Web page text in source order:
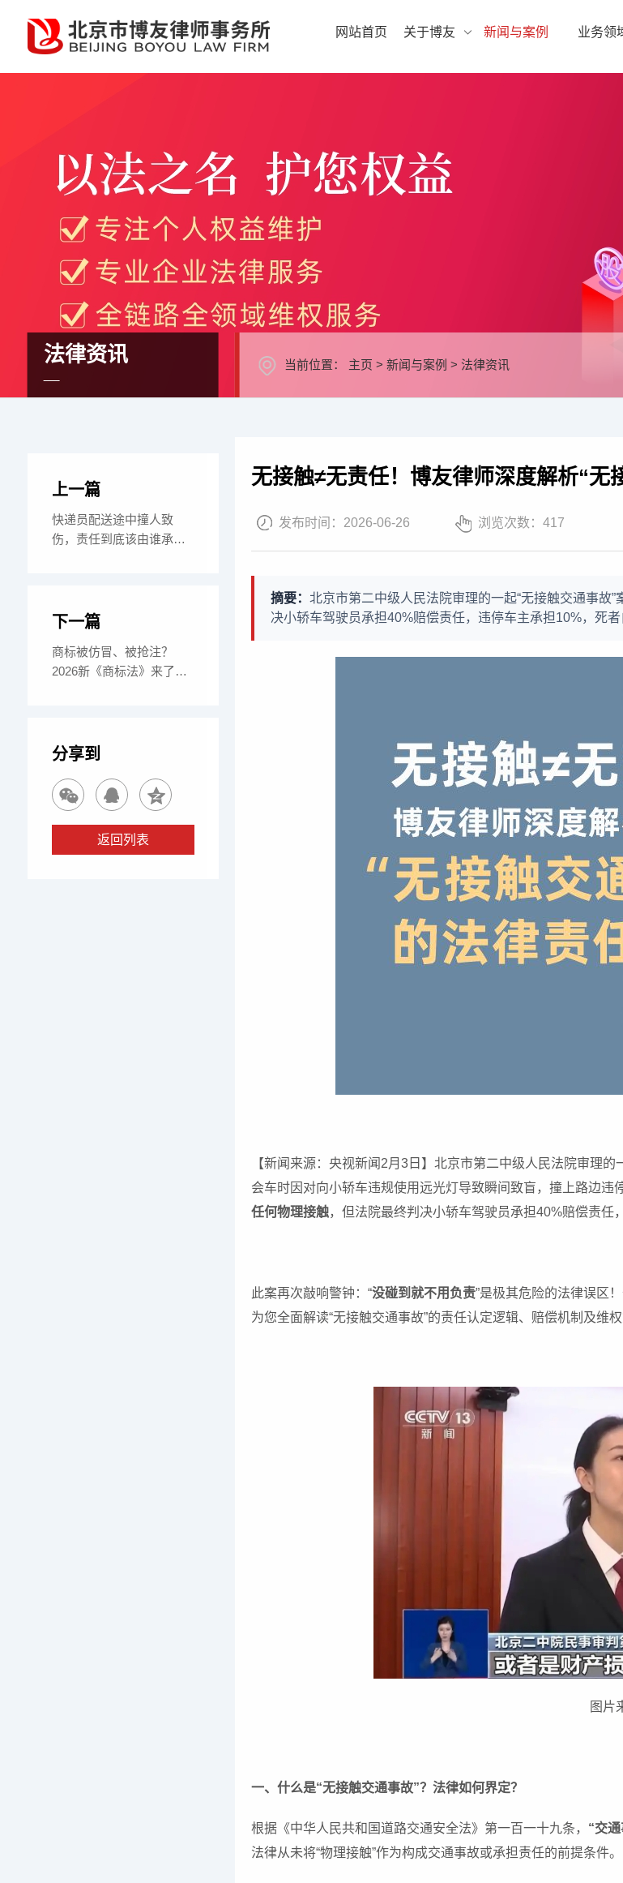
网站首页 关于博友 新闻与案例 业务领
法律资讯 当前位置： 主页 > 新闻与案例 > 法律资讯
无接触≠无责任！博友律师深度解析“无
发布时间： 2026-06-26 浏览次数： 417
摘要： 北京市第二中级人民法院审理的一起“无接触交通事故
决小轿车驾驶员承担40%赔偿责任，违停车主承担10%，死者
【新闻来源：央视新闻2月3日】北京市第二中级人民法院审理
会车时因对向小轿车违规使用远光灯导致瞬间致盲，撞上路边违
任何物理接触，但法院最终判决小轿车驾驶员承担40%赔偿责任
此案再次敲响警钟：“没碰到就不用负责”是极其危险的法律误区
为您全面解读“无接触交通事故”的责任认定逻辑、赔偿机制及维权
图片
一、什么是“无接触交通事故”？法律如何界定？
根据《中华人民共和国道路交通安全法》第一百一十九条， “交
法律从未将“物理接触”作为构成交通事故或承担责任的前提条件。
上一篇
快递员配送途中撞人致
伤，责任到底该由谁承
下一篇
商标被仿冒、被抢注？
2026新《商标法》来了，
分享到
返回列表